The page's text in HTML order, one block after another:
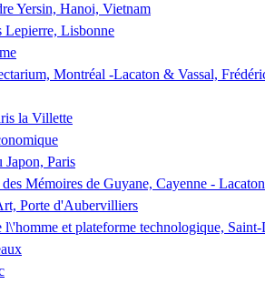
Yersin, Hanoi, Vietnam
Lepierre, Lisbonne
Montréal -Lacaton & Vassal,
la Villette
Japon, Paris
Mémoires de Guyane, Cayenne -
Porte d'Aubervilliers
l\'homme et plateforme technologique,